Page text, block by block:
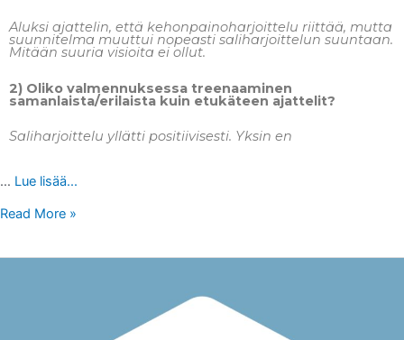
Aluksi ajattelin, että kehonpainoharjoittelu riittää, mutta
suunnitelma muuttui nopeasti saliharjoittelun suuntaan.
Mitään suuria visioita ei ollut.
2) Oliko valmennuksessa treenaaminen
samanlaista/erilaista kuin etukäteen ajattelit?
Saliharjoittelu yllätti positiivisesti. Yksin en
… Lue lisää...
Read More »
VALMENNUSPALAUTETTA: